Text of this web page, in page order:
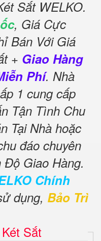
Sắt WELKO.
, Giá Cực
Bán Với Giá
+ Giao Hàng
Phí. Nhà
1 cung cấp
Tận Tình Chu
Tại Nhà hoặc
đáo chuyên
Giao Hàng.
Chính
dụng, Bảo Trì
Sắt